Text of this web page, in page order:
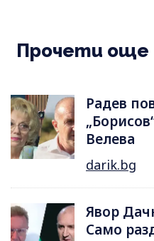
Прочети още
Радев
Велева
darik.bg
Явор
Само